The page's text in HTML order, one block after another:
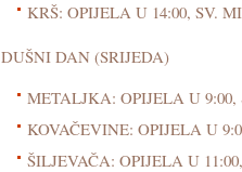
KRŠ: OPIJELA U 14:00, SV.
DUŠNI DAN (SRIJEDA)
METALJKA: OPIJELA U 9:00,
KOVAČEVINE: OPIJELA U
ŠILJEVAČA: OPIJELA U